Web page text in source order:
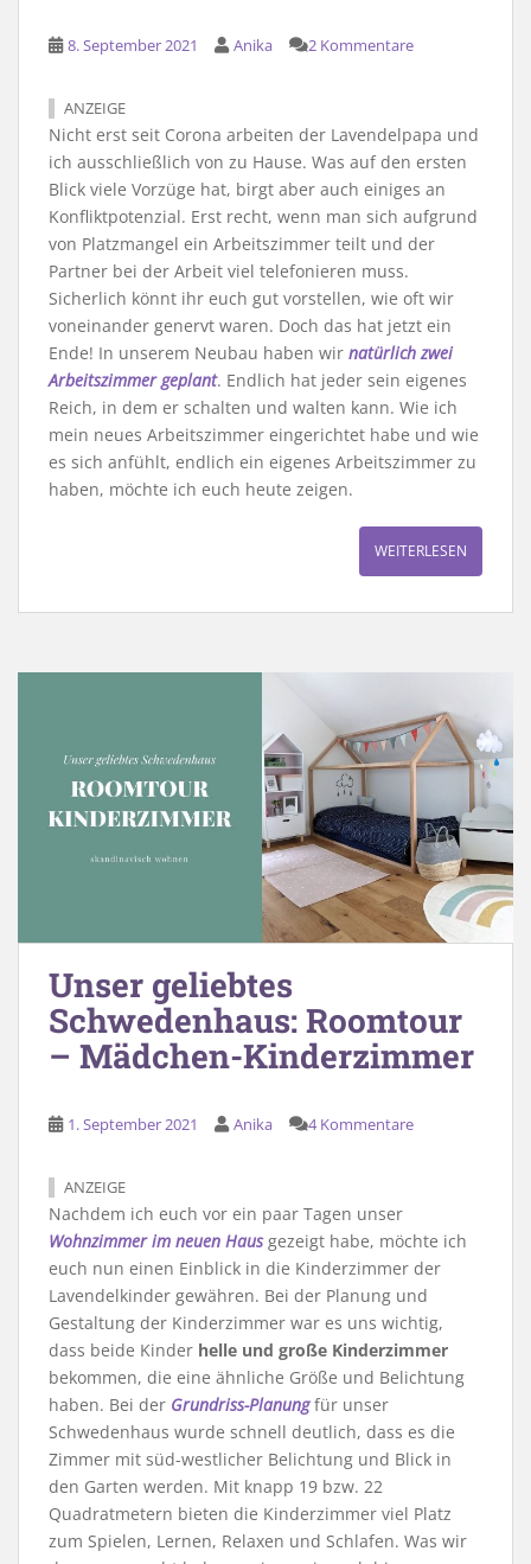
8. September 2021 Anika 2 Kommentare
ANZEIGE
Nicht erst seit Corona arbeiten der Lavendelpapa und
ich ausschließlich von zu Hause. Was auf den ersten
Blick viele Vorzüge hat, birgt aber auch einiges an
Konfliktpotenzial. Erst recht, wenn man sich aufgrund
von Platzmangel ein Arbeitszimmer teilt und der
Partner bei der Arbeit viel telefonieren muss.
Sicherlich könnt ihr euch gut vorstellen, wie oft wir
voneinander genervt waren. Doch das hat jetzt ein
Ende! In unserem Neubau haben wir natürlich zwei
Arbeitszimmer geplant. Endlich hat jeder sein eigenes
Reich, in dem er schalten und walten kann. Wie ich
mein neues Arbeitszimmer eingerichtet habe und wie
es sich anfühlt, endlich ein eigenes Arbeitszimmer zu
haben, möchte ich euch heute zeigen.
WEITERLESEN
Unser geliebtes
Schwedenhaus: Roomtour
– Mädchen-Kinderzimmer
1. September 2021 Anika 4 Kommentare
ANZEIGE
Nachdem ich euch vor ein paar Tagen unser
Wohnzimmer im neuen Hausgezeigt habe, möchte ich
euch nun einen Einblick in die Kinderzimmer der
Lavendelkinder gewähren. Bei der Planung und
Gestaltung der Kinderzimmer war es uns wichtig,
dass beide Kinder helle und große Kinderzimmer
bekommen, die eine ähnliche Größe und Belichtung
haben. Bei der Grundriss-Planungfür unser
Schwedenhaus wurde schnell deutlich, dass es die
Zimmer mit süd-westlicher Belichtung und Blick in
den Garten werden. Mit knapp 19 bzw. 22
Quadratmetern bieten die Kinderzimmer viel Platz
zum Spielen, Lernen, Relaxen und Schlafen. Was wir